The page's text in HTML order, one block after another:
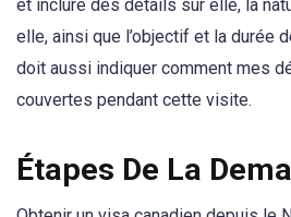
et inclure des détails sur elle, la
elle, ainsi que l’objectif et la durée
doit aussi indiquer comment mes
couvertes pendant cette visite.
Étapes De La